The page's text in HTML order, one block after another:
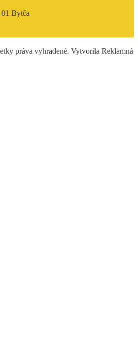
Bytča
práva vyhradené. Vytvorila Reklamná